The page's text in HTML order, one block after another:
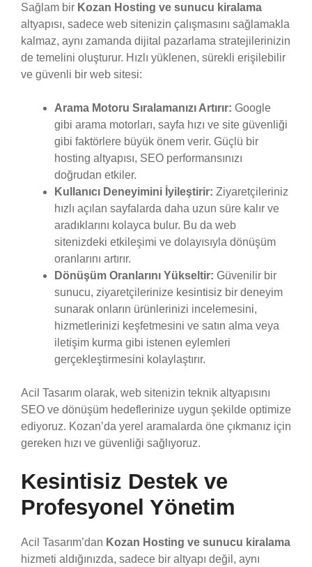
Sağlam bir Kozan Hosting ve sunucu kiralama
altyapısı, sadece web sitenizin çalışmasını sağlamakla
kalmaz, aynı zamanda dijital pazarlama stratejilerinizin
de temelini oluşturur. Hızlı yüklenen, sürekli erişilebilir
ve güvenli bir web sitesi:
Arama Motoru Sıralamanızı Artırır: Google
gibi arama motorları, sayfa hızı ve site güvenliği
gibi faktörlere büyük önem verir. Güçlü bir
hosting altyapısı, SEO performansınızı
doğrudan etkiler.
Kullanıcı Deneyimini İyileştirir: Ziyaretçileriniz
hızlı açılan sayfalarda daha uzun süre kalır ve
aradıklarını kolayca bulur. Bu da web
sitenizdeki etkileşimi ve dolayısıyla dönüşüm
oranlarını artırır.
Dönüşüm Oranlarını Yükseltir: Güvenilir bir
sunucu, ziyaretçilerinize kesintisiz bir deneyim
sunarak onların ürünlerinizi incelemesini,
hizmetlerinizi keşfetmesini ve satın alma veya
iletişim kurma gibi istenen eylemleri
gerçekleştirmesini kolaylaştırır.
Acil Tasarım olarak, web sitenizin teknik altyapısını
SEO ve dönüşüm hedeflerinize uygun şekilde optimize
ediyoruz. Kozan’da yerel aramalarda öne çıkmanız için
gereken hızı ve güvenliği sağlıyoruz.
Kesintisiz Destek ve
Profesyonel Yönetim
Acil Tasarım’dan Kozan Hosting ve sunucu kiralama
hizmeti aldığınızda, sadece bir altyapı değil, aynı